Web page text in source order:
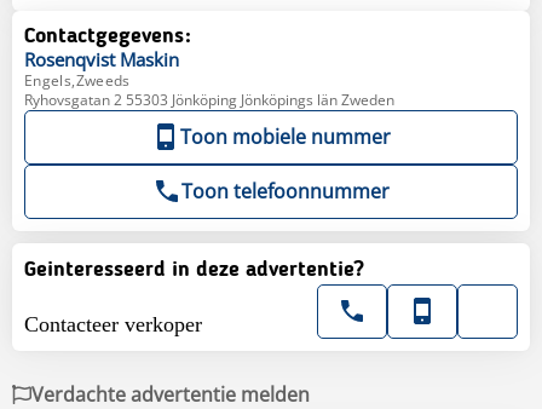
Contactgegevens:
Rosenqvist Maskin
Engels,Zweeds
Ryhovsgatan 2 55303 Jönköping Jönköpings län Zweden
Toon mobiele nummer
Toon telefoonnummer
Geinteresseerd in deze advertentie?
Contacteer verkoper
Verdachte advertentie melden